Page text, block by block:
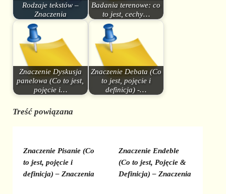
Rodzaje tekstów –
Znaczenia
Badania terenowe: co
to jest, cechy…
Znaczenie Dyskusja
panelowa (Co to jest,
pojęcie i…
Znaczenie Debata (Co
to jest, pojęcie i
definicja) -…
Treść powiązana
Znaczenie Pisanie (Co
to jest, pojęcie i
definicja) – Znaczenia
Znaczenie Endeble
(Co to jest, Pojęcie &
Definicja) – Znaczenia